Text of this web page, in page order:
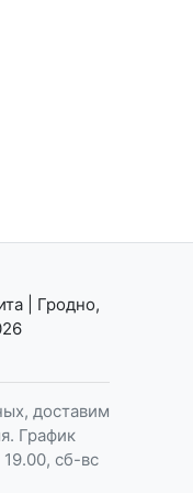
| Гродно,
доставим
График
сб-вс